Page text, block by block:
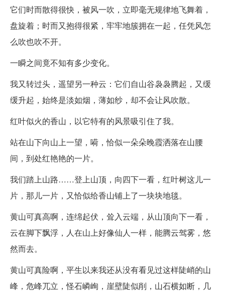
它们时而散得很快，被风一吹，立即毫无规律地飞舞着，
盘旋着；时而又抱得很紧，牢牢地簇拥在一起，任凭风怎
么吹也吹不开。
一瞬之间竟不知有多少变化。
我又转过头，遥望另一种云：它们自山谷袅袅腾起，又缓
缓升起，始终是淡如烟，薄如纱，却不会让风吹散。
红叶似火的香山，以它特有的风景吸引住了我。
站在山下向山上一望，嗬，恰似一朵朵晚霞洒落在山腰
间，到处红艳艳的一片。
我们踏上山路……登上山顶，向四下一看，红叶树这儿一
片，那儿一片，又恰似给香山铺上了一块块地毯。
黄山可真高啊，连绵起伏，耸入云端，从山顶向下一看，
云在脚下飘浮，人在山上好像仙人一样，能腾云驾雾，悠
然而去。
黄山可真险啊，平生以来我还从没有看见过这样陡峭的山
峰，危峰兀立，怪石嶙峋，崖壁陡似削，山石横如断，几